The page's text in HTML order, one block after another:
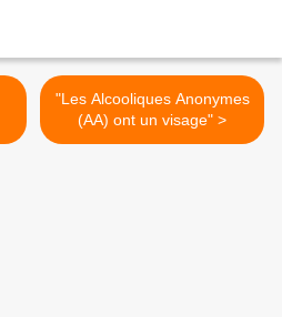
"Les Alcooliques Anonymes
(AA) ont un visage" >